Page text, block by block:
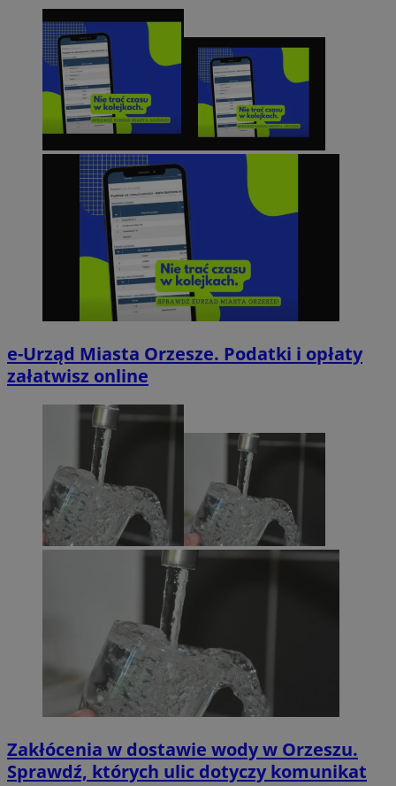
e-Urząd Miasta Orzesze. Podatki i opłaty
załatwisz online
Zakłócenia w dostawie wody w Orzeszu.
Sprawdź, których ulic dotyczy komunikat